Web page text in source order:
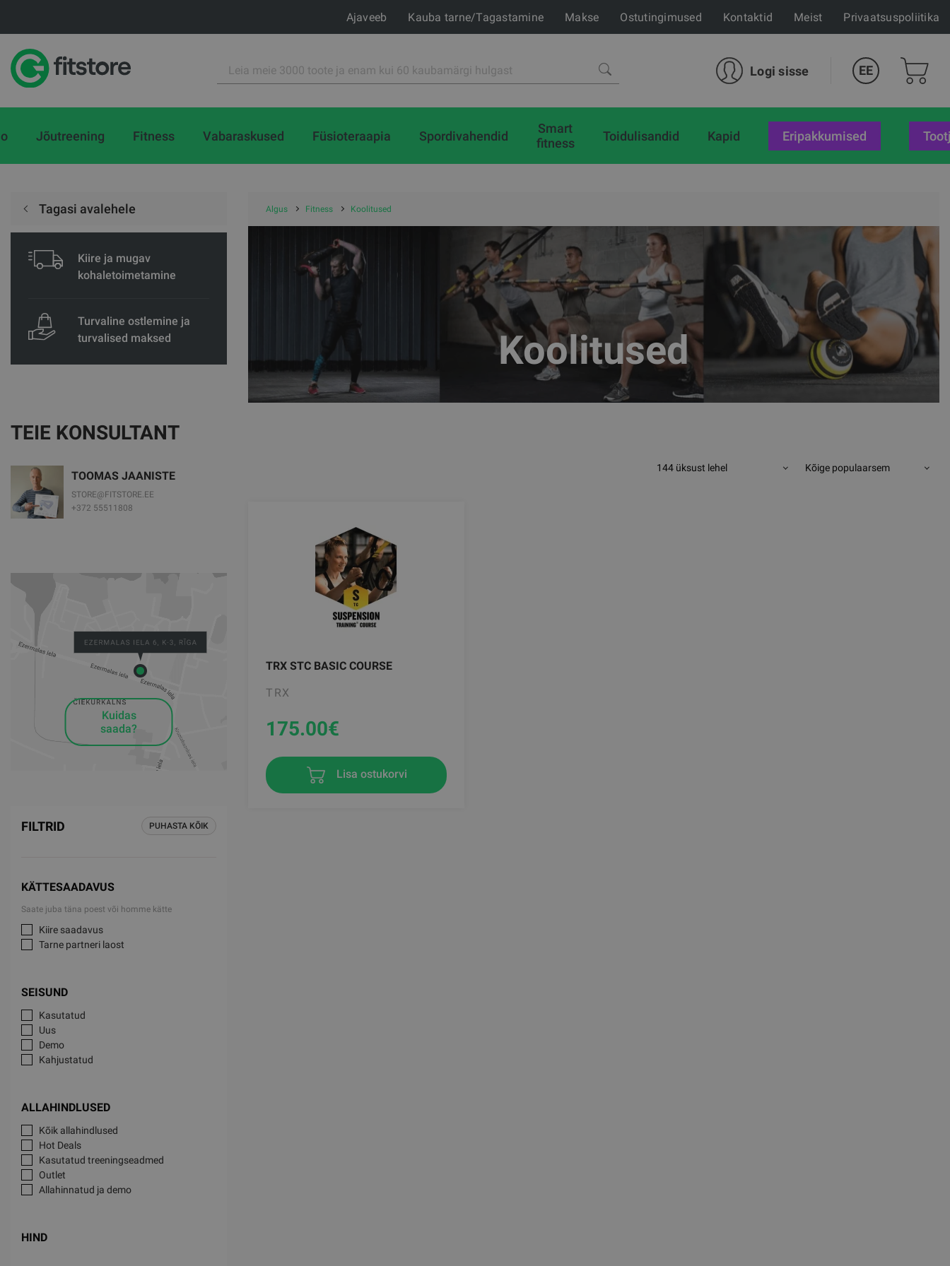
Ajaveeb Kauba tarne/Tagastamine Makse Ostutingimused Kontaktid Meist Privaatsuspoliitika
Logi sisse EE
Jõutreening Fitness Vabaraskused Füsioteraapia Spordivahendid
Smart
fitness
Toidulisandid Kapid eripakkumised
Tagasi avalehele
Kiire ja mugav
kohaletoimetamine
Turvaline ostlemine ja
turvalised maksed
TEIE KONSULTANT
TOOMAS JAANISTE
STORE@FITSTORE.EE
+372 55511808
Kuidas
saada?
FILTRID PUHASTA KÕIK
KÄTTESAADAVUS
Saate juba täna poest või homme kätte
Kiire saadavus
Tarne partneri laost
SEISUND
Kasutatud
Uus
Demo
Kahjustatud
ALLAHINDLUSED
Kõik allahindlused
Hot Deals
Kasutatud treeningseadmed
Outlet
Allahinnatud ja demo
HIND
Algus Fitness Koolitused
Koolitused
144 üksust lehel Kõige populaarsem
TRX STC BASIC COURSE
TRX
175.00€
Lisa ostukorvi